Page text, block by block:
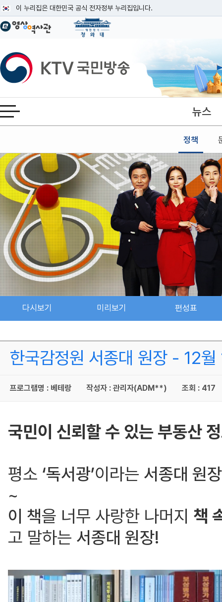
이 누리집은 대한민국 공식 전자정부 누리집입니다.
공식 누리집 주소 확인하기
이밖에 or.kr 또는 .kr등 다른 도메인 주소를 사용하고 있다면 아래 URL에서
운영중인 공식 누리집보기
KTV국민방송
전체메뉴 열기 뉴스
정책
본문
다시보기 미리보기 편성표
한국감정원 서종대 원장 - 12
프로그램명 : 베테랑 작성자 : 관리자(ADM**) 조회 : 417
국민이 신뢰할 수 있는 부동산
평소 ‘독서광’이라는 서종대 원장
~
이 책을 너무 사랑한 나머지 책
고 말하는 서종대 원장!